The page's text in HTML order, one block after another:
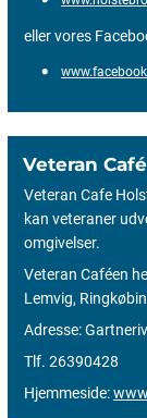
eller vores
Veteran Café
Veteran Cafe
kan veteraner
omgivelser.
Veteran Caféen
Lemvig,
Adresse:
Tlf. 26390428
Hjemmeside: